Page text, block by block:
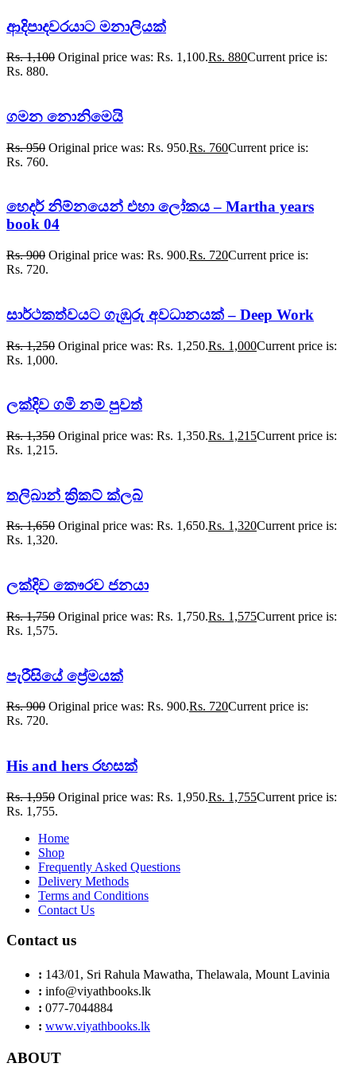
ආදිපාදවරයාට මනාලියක්
Rs.1,100 Original price was: Rs. 1,100.Rs. 880Current price is:
Rs. 880.
ගමන නොනිමෙයි
Rs.950 Original price was: Rs. 950.Rs. 760Current price is:
Rs. 760.
හෙදර් නිම්නයෙන් එහා ලෝකය – Martha years
book 04
Rs.900 Original price was: Rs. 900.Rs. 720Current price is:
Rs. 720.
සාර්ථකත්වයට ගැඹුරු අවධානයක් – Deep Work
Rs.1,250 Original price was: Rs. 1,250.Rs. 1,000Current price is:
Rs. 1,000.
ලක්දිව ගමි නම් පුවත්
Rs.1,350 Original price was: Rs. 1,350.Rs. 1,215Current price is:
Rs. 1,215.
තලිබාන් ක්‍රිකට් ක්ලබ්
Rs.1,650 Original price was: Rs. 1,650.Rs. 1,320Current price is:
Rs. 1,320.
ලක්දිව කෞරව ජනයා
Rs.1,750 Original price was: Rs. 1,750.Rs. 1,575Current price is:
Rs. 1,575.
පැරීසියේ ප්‍රේමයක්
Rs.900 Original price was: Rs. 900.Rs. 720Current price is:
Rs. 720.
His and hers රහසක්
Rs.1,950 Original price was: Rs. 1,950.Rs. 1,755Current price is:
Rs. 1,755.
Home
Shop
Frequently Asked Questions
Delivery Methods
Terms and Conditions
Contact Us
Contact us
: 143/01, Sri Rahula Mawatha, Thelawala, Mount Lavinia
: info@viyathbooks.lk
: 077-7044884
: www.viyathbooks.lk
ABOUT